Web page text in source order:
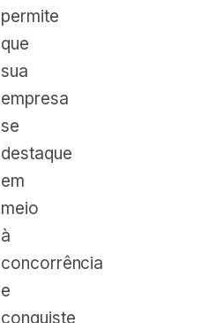
permite
que
sua
empresa
se
destaque
em
meio
à
concorrência
e
conquiste